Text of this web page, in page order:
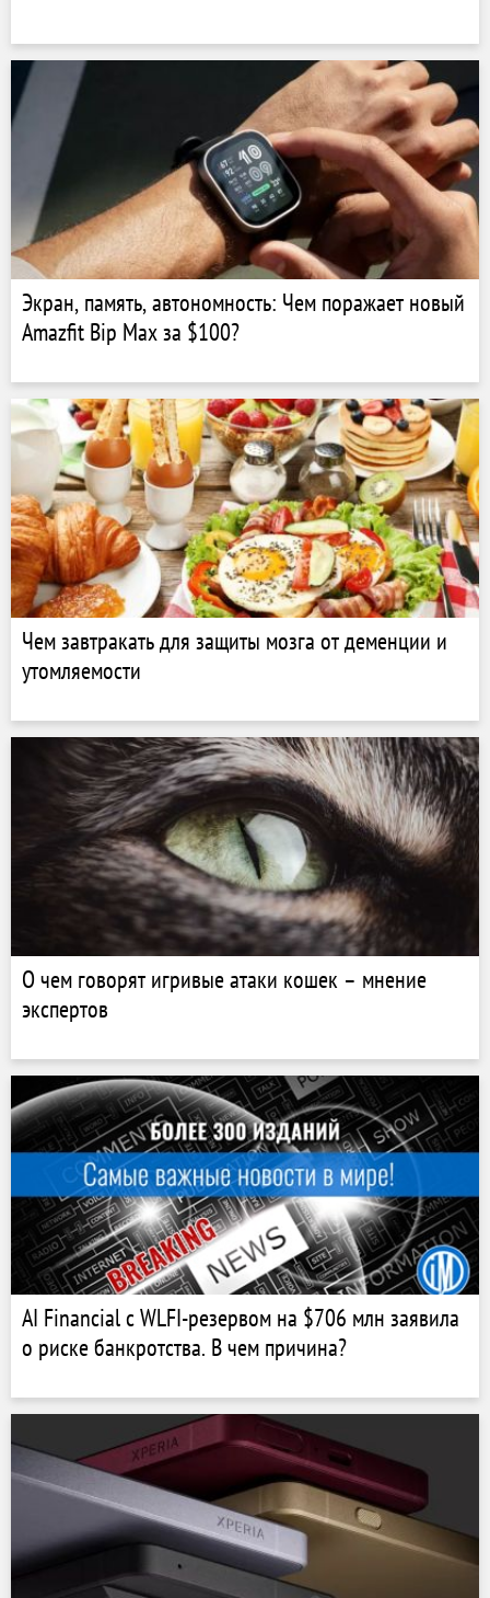
Экран, память, автономность: Чем поражает новый
Amazfit Bip Max за $100?
Чем завтракать для защиты мозга от деменции и
утомляемости
О чем говорят игривые атаки кошек – мнение
экспертов
AI Financial с WLFI-резервом на $706 млн заявила
о риске банкротства. В чем причина?